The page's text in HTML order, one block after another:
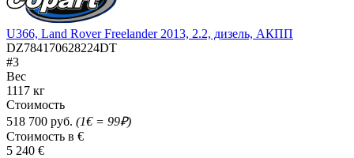
U366, Land Rover Freelander 2013, 2.2, дизель, АКПП
DZ784170628224DT
#3
Вес
1117 кг
Стоимость
518 700 руб. (1€ = 99₽)
Стоимость в €
5 240 €